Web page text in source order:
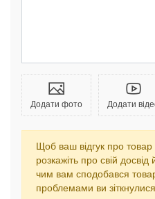
Додати фото Додати
Щоб ваш відгук про товар
розкажіть про свій
чим вам сподобався
проблемами ви